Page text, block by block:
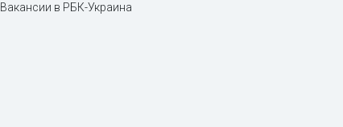
Вакансии в РБК-Украина